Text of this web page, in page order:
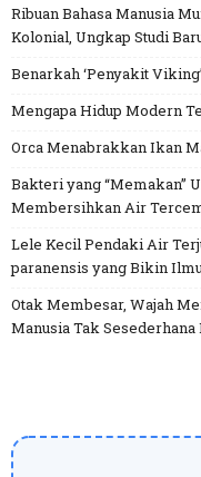
Ribuan Bahasa Manusia
Kolonial, Ungkap Studi
Benarkah ‘Penyakit
Mengapa Hidup Modern
Orca Menabrakkan Ikan
Bakteri yang “Memakan”
Membersihkan Air
Lele Kecil Pendaki Air
paranensis yang Bikin
Otak Membesar, Wajah
Manusia Tak Sesederhana